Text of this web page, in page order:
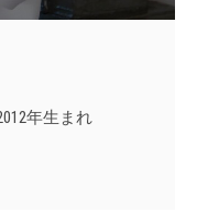
年生まれ